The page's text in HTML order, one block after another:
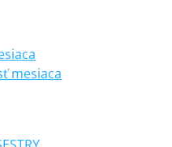
mesiaca